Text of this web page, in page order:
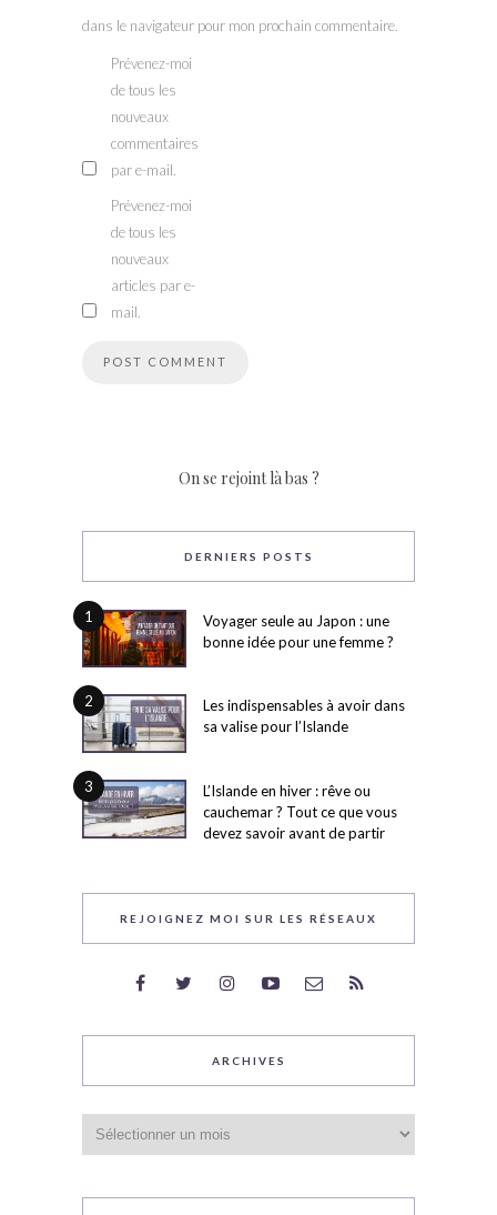
dans le navigateur pour mon prochain commentaire.
Prévenez-moi
de tous les
nouveaux
commentaires
par e-mail.
Prévenez-moi
de tous les
nouveaux
articles par e-
mail.
On se rejoint là bas ?
DERNIERS POSTS
1
Voyager seule au Japon : une
bonne idée pour une femme ?
2
Les indispensables à avoir dans
sa valise pour l’Islande
3
L’Islande en hiver : rêve ou
cauchemar ? Tout ce que vous
devez savoir avant de partir
REJOIGNEZ MOI SUR LES RÉSEAUX
ARCHIVES